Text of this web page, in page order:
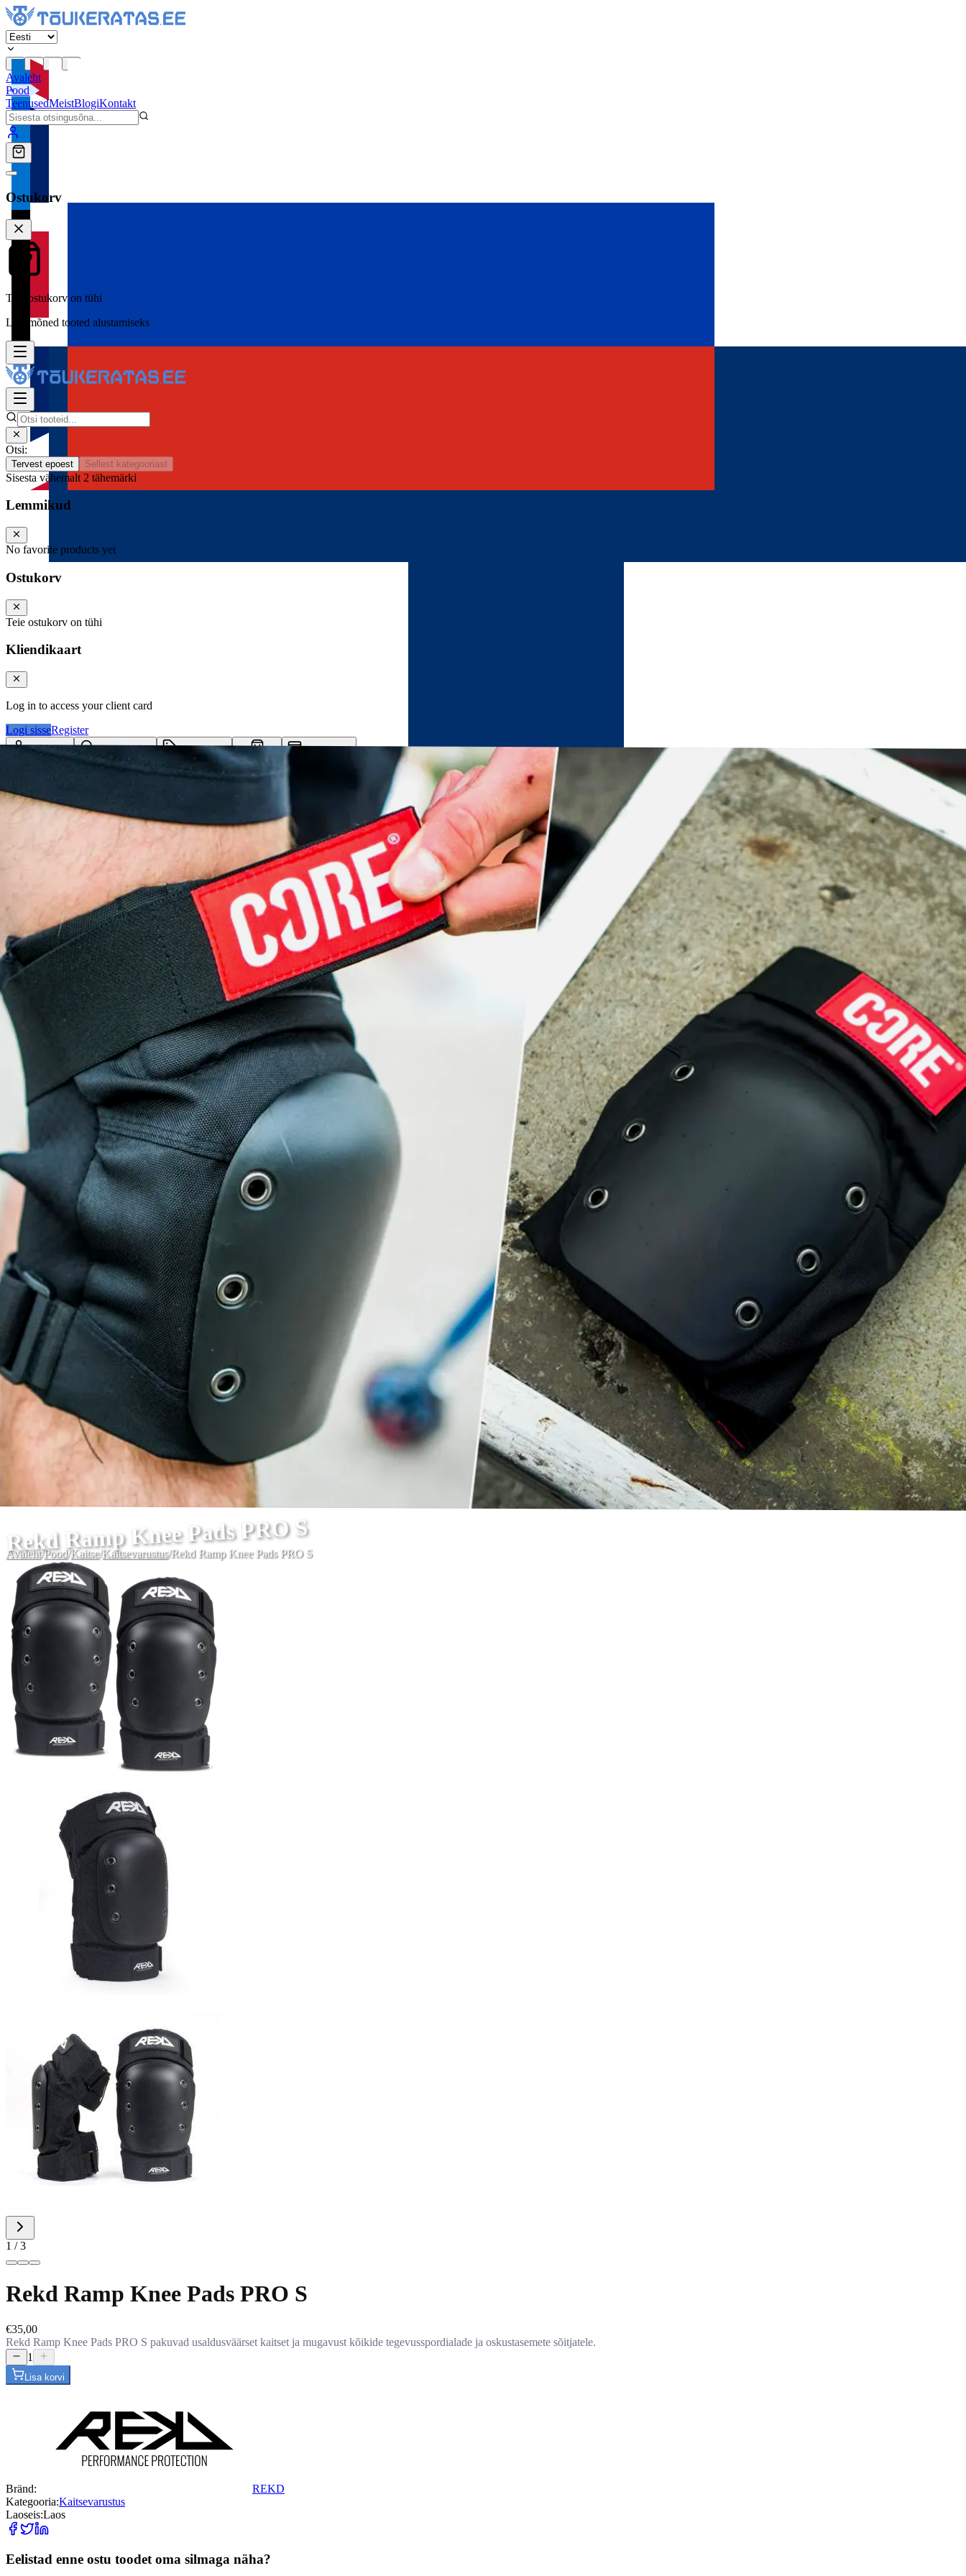
Avaleht
Pood
TeenusedMeistBlogiKontakt
Ostukorv
Teie ostukorv on tühi
Lisa mõned tooted alustamiseks
Otsi:
Tervest epoest Sellest kategooriast
Sisesta vähemalt 2 tähemärki
Lemmikud
No favorite products yet
Ostukorv
Teie ostukorv on tühi
Kliendikaart
Log in to access your client card
Logi sisseRegister
Logi sisse
Kategooriad
Ostukorv
Rekd Ramp Knee Pads PRO S
Avaleht/Pood/Kaitse/Kaitsevarustus/Rekd Ramp Knee Pads PRO S
1 / 3
Rekd Ramp Knee Pads PRO S
€35,00
Rekd Ramp Knee Pads PRO S pakuvad usaldusväärset kaitset ja mugavust kõikide tegevusspordialade ja oskustasemete sõitjatele.
1
Lisa korvi
Bränd:
REKD
Kategooria:Kaitsevarustus
Laoseis:Laos
Eelistad enne ostu toodet oma silmaga näha?